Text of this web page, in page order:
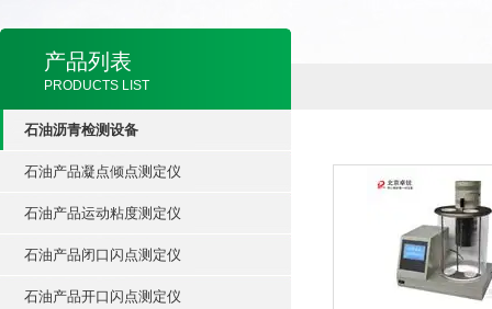
产品列表
PRODUCTS LIST
石油沥青检测设备
石油产品凝点倾点测定仪
石油产品运动粘度测定仪
石油产品闭口闪点测定仪
石油产品开口闪点测定仪